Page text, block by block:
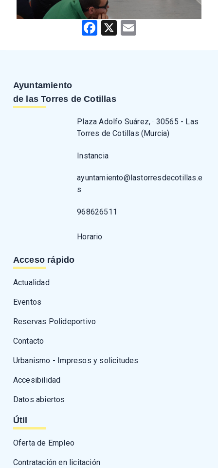
Facebook
X
Ayuntamiento
de las Torres de Cotillas
Plaza Adolfo Suárez, · 30565 - Las
Torres de Cotillas (Murcia)
Instancia
ayuntamiento@lastorresdecotillas.e
s
968626511
Horario
Acceso rápido
Actualidad
Eventos
Reservas Polideportivo
Contacto
Urbanismo - Impresos y solicitudes
Accesibilidad
Datos abiertos
Útil
Oferta de Empleo
Contratación en licitación